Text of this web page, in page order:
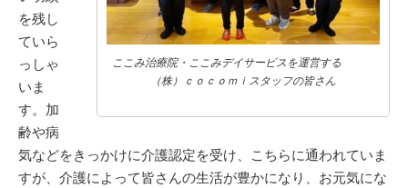
ここみ治療院・ここみデイサービスを運営する
（株）ｃｏｃｏｍｉスタッフの皆さん
を残し
ていら
っしゃ
いま
す。加
齢や病
気などをきっかけに介護認定を受け、こちらに通われていま
すが、介護によって皆さんの生活が豊かになり、お元気にな